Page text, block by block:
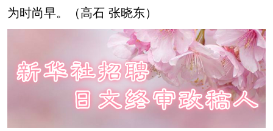
为时尚早。（高石 张晓东）